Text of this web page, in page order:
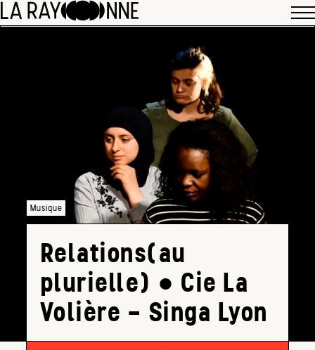
Musique
Relations(au
plurielle) ● Cie La
Volière – Singa Lyon